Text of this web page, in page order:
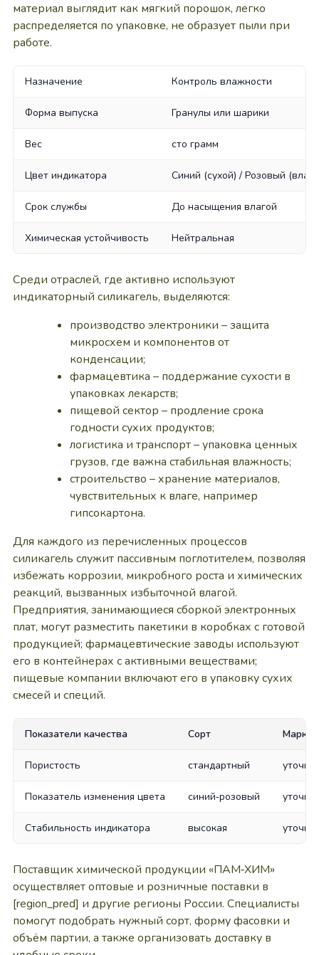
материал выглядит как мягкий порошок, легко
распределяется по упаковке, не образует пыли при
работе.
Назначение Контроль влажности
Форма выпуска Гранулы или шарики
Вес сто грамм
Цвет индикатора Синий (сухой) / Розовый
Срок службы До насыщения влагой
Химическая устойчивость Нейтральная
Среди отраслей, где активно используют
индикаторный силикагель, выделяются:
производство электроники – защита
микросхем и компонентов от
конденсации;
фармацевтика – поддержание сухости в
упаковках лекарств;
пищевой сектор – продление срока
годности сухих продуктов;
логистика и транспорт – упаковка ценных
грузов, где важна стабильная влажность;
строительство – хранение материалов,
чувствительных к влаге, например
гипсокартона.
Для каждого из перечисленных процессов
силикагель служит пассивным поглотителем, позволяя
избежать коррозии, микробного роста и химических
реакций, вызванных избыточной влагой.
Предприятия, занимающиеся сборкой электронных
плат, могут разместить пакетики в коробках с готовой
продукцией; фармацевтические заводы используют
его в контейнерах с активными веществами;
пищевые компании включают его в упаковку сухих
смесей и специй.
Показатели качества Сорт Марка
Пористость стандартный
Показатель изменения цвета синий‑розовый
Стабильность индикатора высокая
Поставщик химической продукции «ПАМ‑ХИМ»
осуществляет оптовые и розничные поставки в
[region_pred] и другие регионы России. Специалисты
помогут подобрать нужный сорт, форму фасовки и
объём партии, а также организовать доставку в